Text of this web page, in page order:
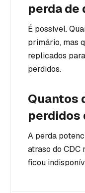
perda de
É possível.
primário, mas
replicados
perdidos.
Quantos
perdidos
A perda
atraso do CDC
ficou